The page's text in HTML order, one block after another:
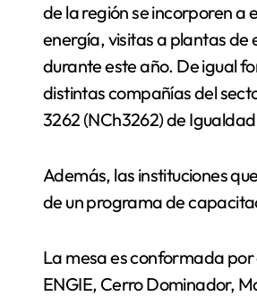
de la región se incorporen a
energía, visitas a plantas de
durante este año. De igual
distintas compañías del
3262 (NCh3262) de
Además, las instituciones
de un programa de
La mesa es conformada
ENGIE, Cerro Dominador,